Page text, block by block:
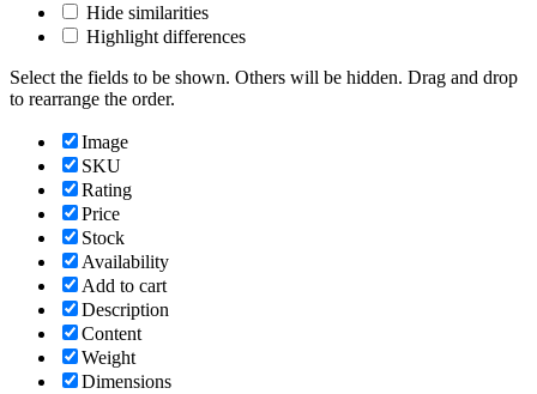
Hide similarities
Highlight differences
Select the fields to be shown. Others will be hidden. Drag and drop
to rearrange the order.
Image
SKU
Rating
Price
Stock
Availability
Add to cart
Description
Content
Weight
Dimensions